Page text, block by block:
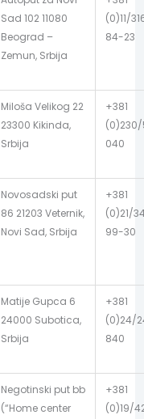
Sad 102 11080
Beograd –
Zemun, Srbija
(0)11/
84-23
Miloša Velikog 22
23300 Kikinda,
Srbija
+381
040
Novosadski put
86 21203 Veternik,
Novi Sad, Srbija
+381
(0)21/
99-30
Matije Gupca 6
24000 Subotica,
Srbija
+381
(0)24/
840
Negotinski put bb
(“Home center
+381
(0)19/